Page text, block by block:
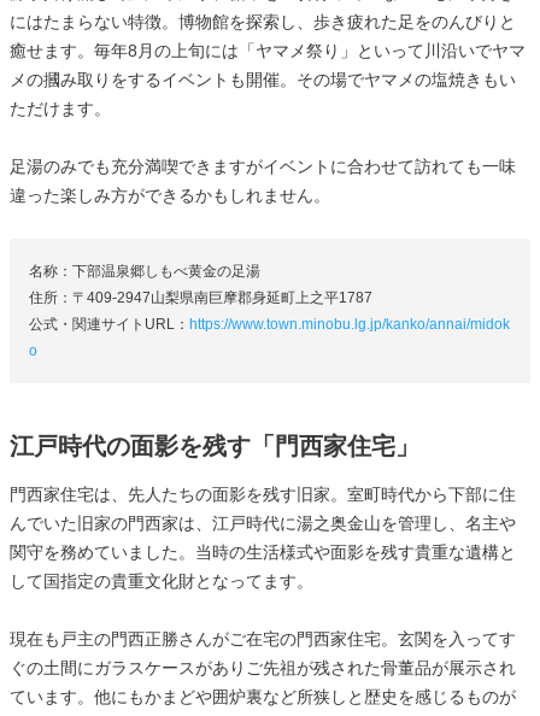
にはたまらない特徴。博物館を探索し、歩き疲れた足をのんびりと
癒せます。毎年8月の上旬には「ヤマメ祭り」といって川沿いでヤマ
メの摑み取りをするイベントも開催。その場でヤマメの塩焼きもい
ただけます。
足湯のみでも充分満喫できますがイベントに合わせて訪れても一味
違った楽しみ方ができるかもしれません。
名称：下部温泉郷しもべ黄金の足湯
住所：〒409-2947山梨県南巨摩郡身延町上之平1787
公式・関連サイトURL： https://www.town.minobu.lg.jp/kanko/annai/midok
o
江戸時代の面影を残す「門西家住宅」
門西家住宅は、先人たちの面影を残す旧家。室町時代から下部に住
んでいた旧家の門西家は、江戸時代に湯之奥金山を管理し、名主や
関守を務めていました。当時の生活様式や面影を残す貴重な遺構と
して国指定の貴重文化財となってます。
現在も戸主の門西正勝さんがご在宅の門西家住宅。玄関を入ってす
ぐの土間にガラスケースがありご先祖が残された骨董品が展示され
ています。他にもかまどや囲炉裏など所狭しと歴史を感じるものが